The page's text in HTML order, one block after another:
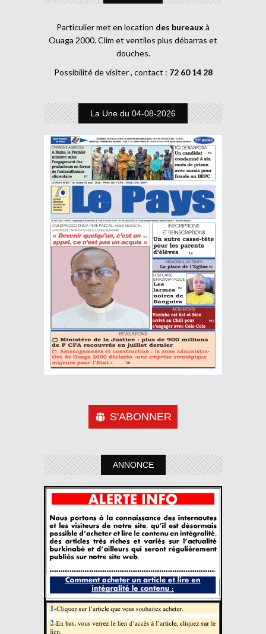
Particulier met en location des bureaux à
Ouaga 2000. Clim et ventilos plus débarras et
douches.
Possibilité de visiter , contact : 72 60 14 28
La Une du 04-08-2026
S'ABONNER
ANNONCE